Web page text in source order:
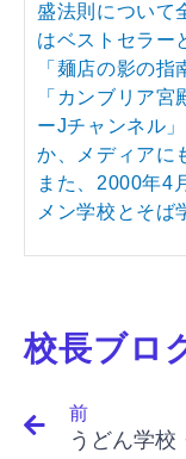
盛法則について
はベストセラー
「麺店の影の
「カンブリア
ーJチャンネル
か、メディアに
また、2000年4
メン学校とそば
校長ブロ
前